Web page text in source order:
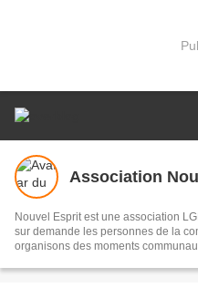
Association
Nouvel Esprit est une association
sur demande les personnes de la
organisons des moments
stephbarbot25@gmail.com